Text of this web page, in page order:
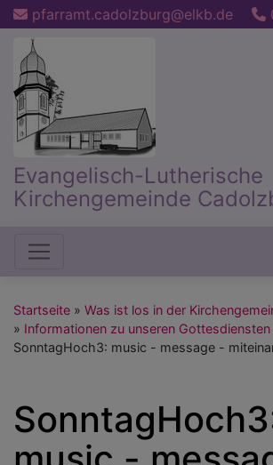
Direkt
zum
Inhalt
pfarramt.cadolzburg@elkb.de
Evangelisch-Lutherische
Kirchengemeinde
Hauptnavigation
Startseite
Was ist los in der
Informationen zu unseren Gottesdiensten
SonntagHoch3: music - message -